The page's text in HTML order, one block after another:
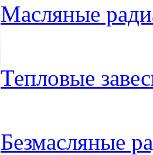
Масляные
Тепловые
Безмасляные